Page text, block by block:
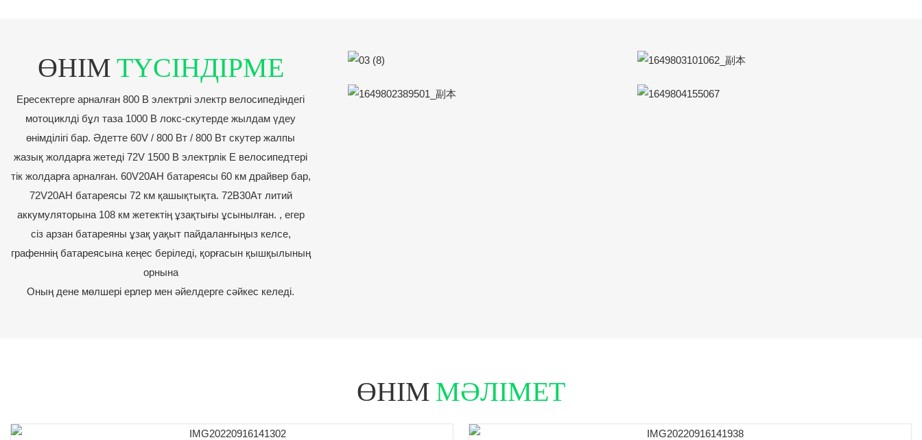
ӨНІМТҮСІНДІРМЕ
Ересектерге арналған 800 В электрлі электр велосипедіндегі
мотоциклді бұл таза 1000 В локс-скутерде жылдам үдеу
өнімділігі бар. Әдетте 60V / 800 Вт / 800 Вт скутер жалпы
жазық жолдарға жетеді 72V 1500 В электрлік E велосипедтері
тік жолдарға арналған. 60V20AH батареясы 60 км драйвер бар,
72V20AH батареясы 72 км қашықтықта. 72В30Ат литий
аккумуляторына 108 км жетектің ұзақтығы ұсынылған. , егер
сіз арзан батареяны ұзақ уақыт пайдаланғыңыз келсе,
графеннің батареясына кеңес беріледі, қорғасын қышқылының
орнына
Оның дене мөлшері ерлер мен әйелдерге сәйкес келеді.
ӨНІМ МӘЛІМЕТ